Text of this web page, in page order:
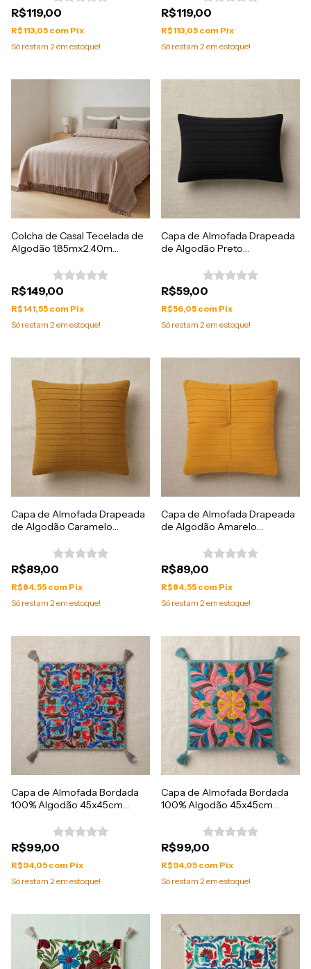
R$119,00
R$113,05 com Pix
Só restam 2em estoque!
R$119,00
R$113,05 com Pix
Só restam 2em estoque!
Colcha de Casal Tecelada de
Algodão 1.85mx2.40m
R$149,00
R$141,55 com Pix
Só restam 2em estoque!
Capa de Almofada Drapeada
de Algodão Preto
R$59,00
R$56,05 com Pix
Só restam 2em estoque!
Capa de Almofada Drapeada
de Algodão Caramelo
R$89,00
R$84,55 com Pix
Só restam 2em estoque!
Capa de Almofada Drapeada
de Algodão Amarelo
R$89,00
R$84,55 com Pix
Só restam 2em estoque!
Capa de Almofada Bordada
100% Algodão 45x45cm
R$99,00
R$94,05 com Pix
Só restam 2em estoque!
Capa de Almofada Bordada
100% Algodão 45x45cm
R$99,00
R$94,05 com Pix
Só restam 2em estoque!